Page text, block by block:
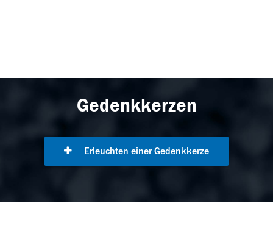
Gedenkkerzen
Erleuchten einer Gedenkkerze